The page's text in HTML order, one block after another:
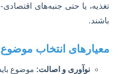
تغذیه، یا حتی جنبه‌های
باشند.
معیارهای انتخاب موضوع
نوآوری و اصالت: موضوع